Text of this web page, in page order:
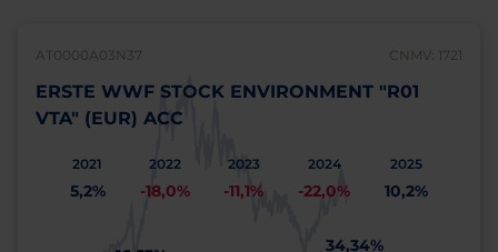
AT0000A03N37 CNMV: 1721
ERSTE WWF STOCK ENVIRONMENT "R01
VTA" (EUR) ACC
2021
5,2%
2022
-18,0%
2023
-11,1%
2024
-22,0%
2025
10,2%
34,34%